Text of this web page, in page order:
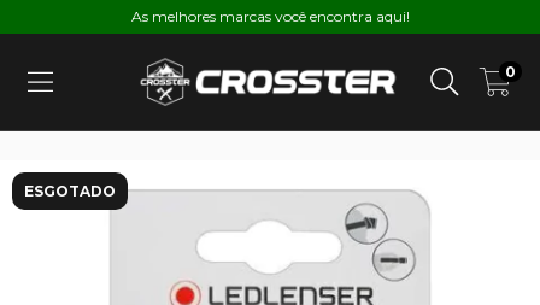
As melhores marcas você encontra aqui!
0
ESGOTADO